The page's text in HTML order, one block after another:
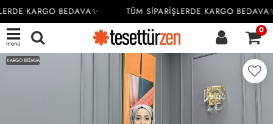
KARGO BEDAVA✨ TÜM SİPARİŞLERDE KARGO BEDAVA✨
menü
0
KARGO BEDAVA